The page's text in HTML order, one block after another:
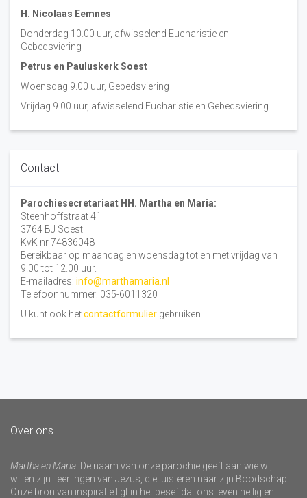
H. Nicolaas Eemnes
Donderdag 10.00 uur, afwisselend Eucharistie en
Gebedsviering
Petrus en Pauluskerk Soest
Woensdag 9.00 uur, Gebedsviering
Vrijdag 9.00 uur, afwisselend Eucharistie en Gebedsviering
Contact
Parochiesecretariaat HH. Martha en Maria:
Steenhoffstraat 41
3764 BJ Soest
KvK nr 74836048
Bereikbaar op maandag en woensdag tot en met vrijdag van
9.00 tot 12.00 uur.
E-mailadres: info@marthamaria.nl
Telefoonnummer: 035-6011320
U kunt ook hetcontactformulier gebruiken.
Over ons
Martha en Maria . De naam van onze parochie geeft aan wie wij
willen zijn: leerlingen van Jezus, die luisteren naar zijn Boodschap.
Onze bron van inspiratie ligt in het besef dat ons leven heilig en